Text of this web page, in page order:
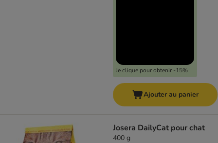
Je clique pour obtenir -15%
Ajouter au panier
Josera DailyCat pour chat
400 g